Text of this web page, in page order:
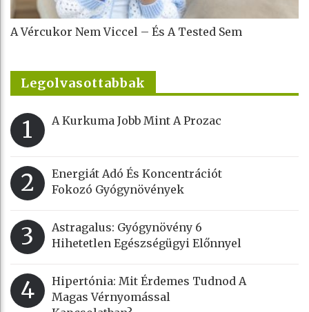
A Vércukor Nem Viccel – És A Tested Sem
Legolvasottabbak
1 A Kurkuma Jobb Mint A Prozac
2
Energiát Adó És Koncentrációt
Fokozó Gyógynövények
3
Astragalus: Gyógynövény 6
Hihetetlen Egészségügyi Előnnyel
4
Hipertónia: Mit Érdemes Tudnod A
Magas Vérnyomással